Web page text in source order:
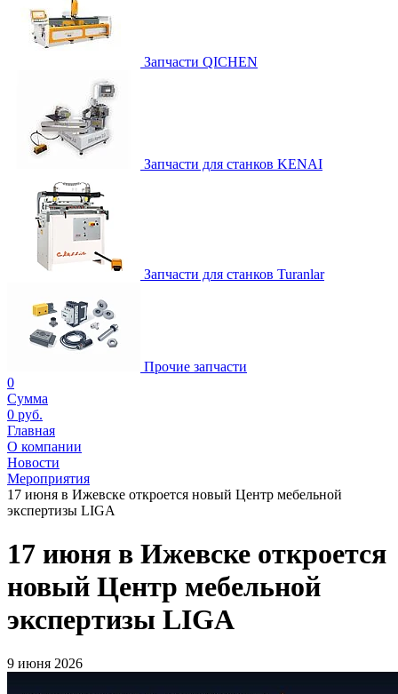
Запчасти QICHEN
Запчасти для станков KENAI
Запчасти для станков Turanlar
Прочие запчасти
0
Сумма
0 руб.
Главная
О компании
Новости
Мероприятия
17 июня в Ижевске откроется новый Центр мебельной
экспертизы LIGA
17 июня в Ижевске откроется
новый Центр мебельной
экспертизы LIGA
9 июня 2026